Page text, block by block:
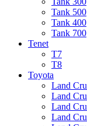
Tank 500
Tank 400
Tank 700
Tenet
T7
T8
Toyota
Land
Land
Land
Land